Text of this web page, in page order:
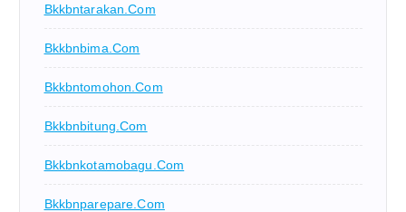
Bkkbntarakan.com
Bkkbnbima.com
Bkkbntomohon.com
Bkkbnbitung.com
Bkkbnkotamobagu.com
Bkkbnparepare.com